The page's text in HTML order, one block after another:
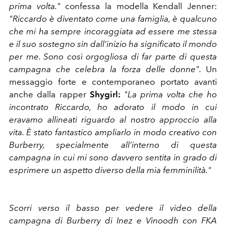
prima volta." confessa la modella Kendall Jenner:
"Riccardo è diventato come una famiglia, è qualcuno
che mi ha sempre incoraggiata ad essere me stessa
e il suo sostegno sin dall'inizio ha significato il mondo
per me. Sono così orgogliosa di far parte di questa
campagna che celebra la forza delle donne". Un
messaggio forte e contemporaneo portato avanti
anche dalla rapper Shygirl: "La prima volta che ho
incontrato Riccardo, ho adorato il modo in cui
eravamo allineati riguardo al nostro approccio alla
vita. È stato fantastico ampliarlo in modo creativo con
Burberry, specialmente all'interno di questa
campagna in cui mi sono davvero sentita in grado di
esprimere un aspetto diverso della mia femminilità."
Scorri verso il basso per vedere il video della
campagna di Burberry di Inez e Vinoodh con FKA